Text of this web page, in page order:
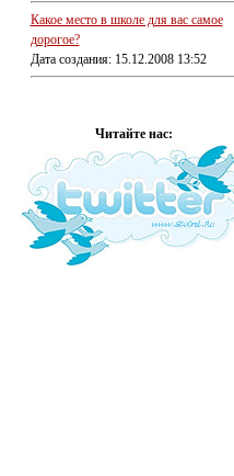
Какое место в школе для вас самое
дорогое?
Дата создания: 15.12.2008 13:52
Читайте нас: